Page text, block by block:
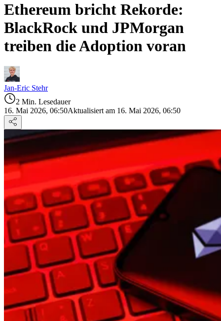
Ethereum bricht Rekorde:
BlackRock und JPMorgan
treiben die Adoption voran
Jan-Eric Stehr
2 Min. Lesedauer
16. Mai 2026, 06:50Aktualisiert am 16. Mai 2026, 06:50